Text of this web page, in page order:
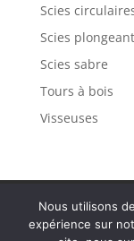
Scies
Scies
Scies sabre
Tours à bois
Visseuses
Politique de
Nous utilisons
expérience sur